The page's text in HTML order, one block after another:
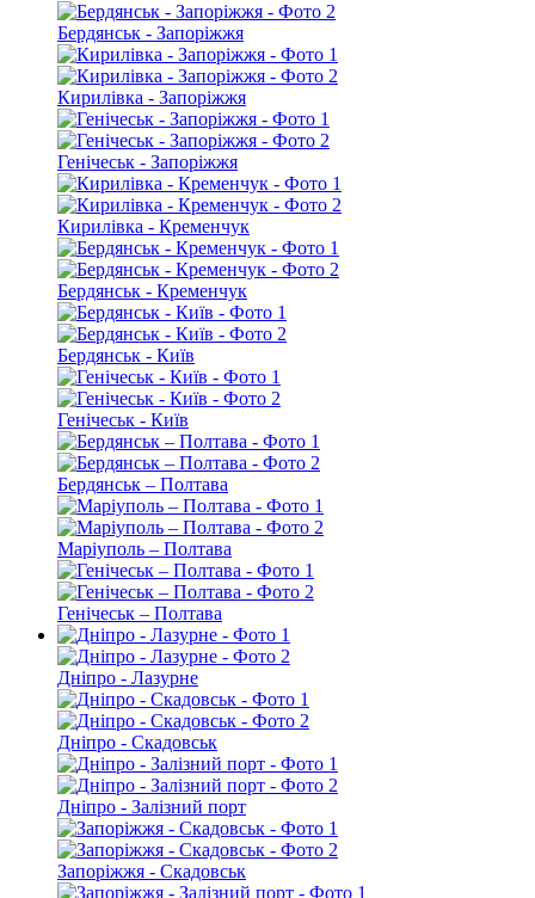
Бердянськ - Запоріжжя
Кирилівка - Запоріжжя
Генічеськ - Запоріжжя
Кирилівка - Кременчук
Бердянськ - Кременчук
Бердянськ - Київ
Генічеськ - Київ
Бердянськ – Полтава
Маріуполь – Полтава
Генічеськ – Полтава
Дніпро - Лазурне
Дніпро - Скадовськ
Дніпро - Залізний порт
Запоріжжя - Скадовськ